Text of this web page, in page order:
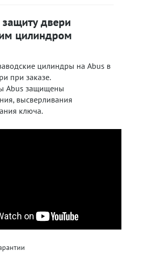
защиту двери
цилиндром
цилиндры на Abus в
при заказе.
Abus защищены
высверливания
ключа.